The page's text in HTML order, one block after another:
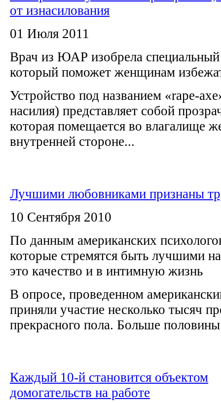
от изнасилования
01 Июля 2011
Врач из ЮАР изобрела специальный
который поможет женщинам
Устройство под названием «rape-
насилия) представляет собой
которая помещается во влагалище
внутренней стороне...
Лучшими любовниками признаны
10 Сентября 2010
По данным американских
которые стремятся быть лучшими
это качество и в интимную жизнь
В опросе, проведенном
приняли участие несколько тысяч
прекрасного пола. Больше
Каждый 10-й становится объектом
домогательств на работе